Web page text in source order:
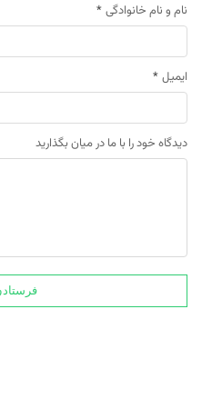
نام و نام خانوادگی *
ایمیل *
دیدگاه خود را با ما در میان بگذارید